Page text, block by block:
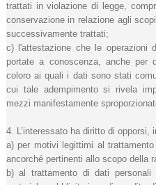
trattati in violazione di legge,
conservazione in relazione agli
successivamente trattati;
c) l'attestazione che le
portate a conoscenza, anche per
coloro ai quali i dati sono stati
cui tale adempimento si rivela
mezzi manifestamente
4. L’interessato ha diritto di opporsi,
a) per motivi legittimi al
ancorché pertinenti allo scopo della
b) al trattamento di dati